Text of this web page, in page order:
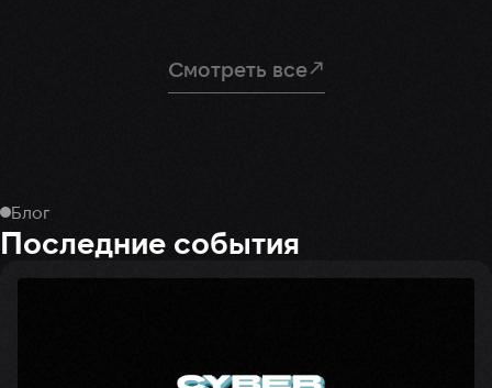
Смотреть все
Блог
Последние события